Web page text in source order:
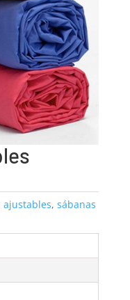
ajustables, sábanas